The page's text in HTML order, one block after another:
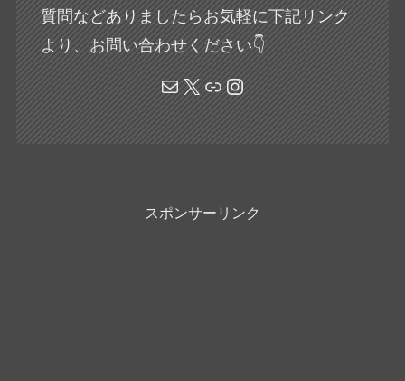
質問などありましたらお気軽に下記リンク
より、お問い合わせください👇
メール X リンク Instagram
スポンサーリンク